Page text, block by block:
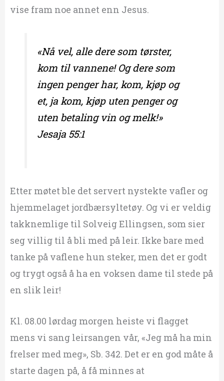
vise fram noe annet enn Jesus.
«Nå vel, alle dere som tørster,
kom til vannene! Og dere som
ingen penger har, kom, kjøp og
et, ja kom, kjøp uten penger og
uten betaling vin og melk!»
Jesaja 55:1
Etter møtet ble det servert nystekte vafler og
hjemmelaget jordbærsyltetøy. Og vi er veldig
takknemlige til Solveig Ellingsen, som sier
seg villig til å bli med på leir. Ikke bare med
tanke på vaflene hun steker, men det er godt
og trygt også å ha en voksen dame til stede på
en slik leir!
Kl. 08.00 lørdag morgen heiste vi flagget
mens vi sang leirsangen vår, «Jeg må ha min
frelser med meg», Sb. 342. Det er en god måte å
starte dagen på, å få minnes at